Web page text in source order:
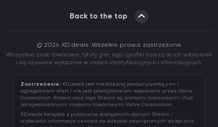
Back to the top
© 2026 XD.deals. Wszelkie prawa zastrzeżone.
Wszystkie znaki towarowe, tytuły gier, logo i grafiki należą do ich właścicieli
i są używane wyłącznie w celach identyfikacyjnych i informacyjnych.
Zastrzeżenie: XD.deals jest niezależną porównywarką cen i
agregatorem ofert i nie jest powiązane ani wspierane przez Valve
Corporation. Steam oraz logo Steam są znakami towarowymi i/lub
zarejestrowanymi znakami towarowymi Valve Corporation.
XD.deals korzysta z publicznie dostępnych danych Steam i
wyświetla informacje cenowe ze sklepów zewnętrznych wyłącznie